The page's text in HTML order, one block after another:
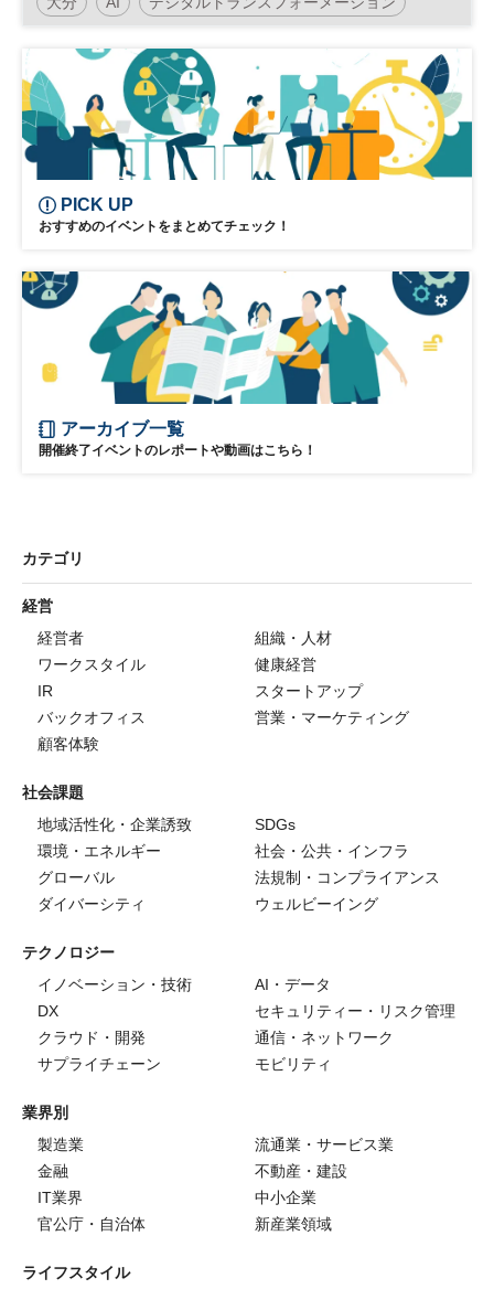
ション）セミナー
～地域活性・社会イノベーションをデジタ
ルで加速する！～
人工知能 IoT DX
PICK UP
おすすめのイベントをまとめてチェック！
アーカイブ一覧
開催終了イベントのレポートや動画はこちら！
カテゴリ
経営
経営者
組織・人材
ワークスタイル
健康経営
IR
スタートアップ
バックオフィス
営業・マーケティング
顧客体験
社会課題
地域活性化・企業誘致
SDGs
環境・エネルギー
社会・公共・インフラ
グローバル
法規制・コンプライアンス
ダイバーシティ
ウェルビーイング
テクノロジー
イノベーション・技術
AI・データ
DX
セキュリティー・リスク管理
クラウド・開発
通信・ネットワーク
サプライチェーン
モビリティ
業界別
製造業
流通業・サービス業
金融
不動産・建設
IT業界
中小企業
官公庁・自治体
新産業領域
ライフスタイル